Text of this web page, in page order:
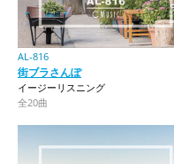
AL-816
街ブラさんぽ
イージーリスニング
全20曲